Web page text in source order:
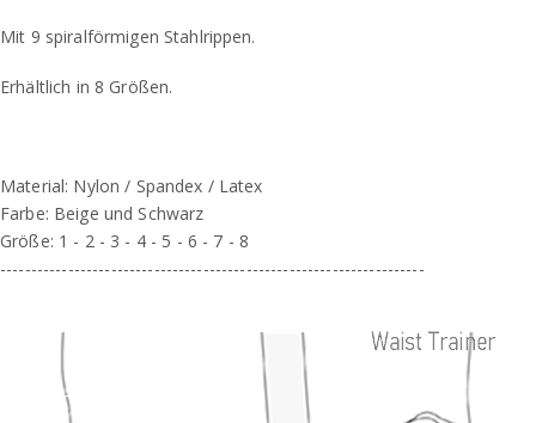
Mit 9 spiralförmigen Stahlrippen.
Erhältlich in 8 Größen.
Material: Nylon / Spandex / Latex
Farbe: Beige und Schwarz
Größe: 1 - 2 - 3 - 4 - 5 - 6 - 7 - 8
---------------------------------------------------------------------